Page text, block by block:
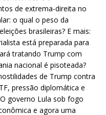
de extrema-direita no
o qual o peso da
brasileiras? E mais:
está preparada para
tratando Trump com
nacional é pisoteada?
de Trump contra
pressão diplomática e
governo Lula sob fogo
e agora uma